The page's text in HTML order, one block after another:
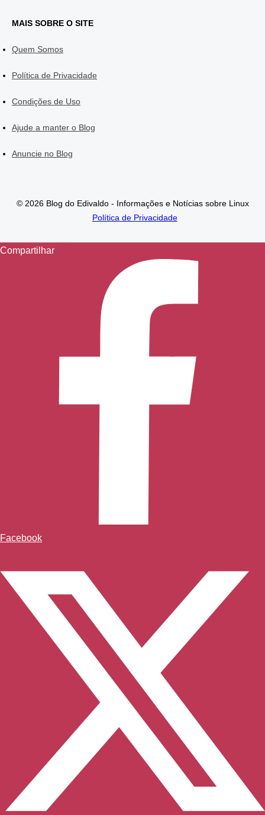
MAIS SOBRE O SITE
Quem Somos
Política de Privacidade
Condições de Uso
Ajude a manter o Blog
Anuncie no Blog
© 2026 Blog do Edivaldo - Informações e Notícias sobre Linux
Política de Privacidade
Compartilhar
Facebook